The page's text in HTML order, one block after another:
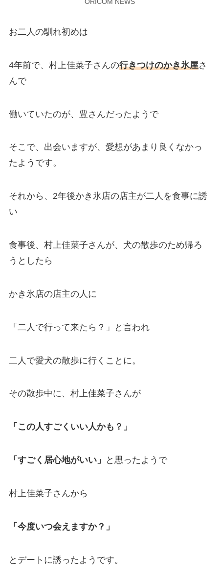
お二人の馴れ初めは
4年前で、村上佳菜子さんの行きつけのかき氷屋さ
んで
働いていたのが、豊さんだったようで
そこで、出会いますが、愛想があまり良くなかっ
たようです。
それから、2年後かき氷店の店主が二人を食事に誘
い
食事後、村上佳菜子さんが、犬の散歩のため帰ろ
うとしたら
かき氷店の店主の人に
「二人で行って来たら？」と言われ
二人で愛犬の散歩に行くことに。
その散歩中に、村上佳菜子さんが
「この人すごくいい人かも？」
「すごく居心地がいい」 と思ったようで
村上佳菜子さんから
「今度いつ会えますか？」
とデートに誘ったようです。